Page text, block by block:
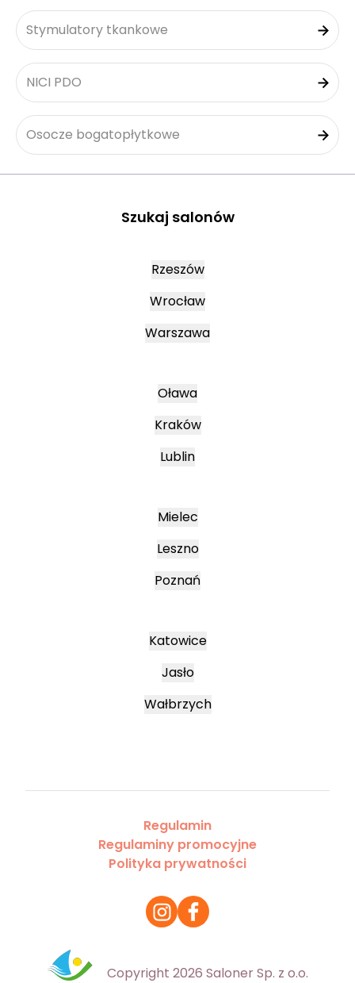
Stymulatory tkankowe
NICI PDO
Osocze bogatopłytkowe
Szukaj salonów
Rzeszów
Wrocław
Warszawa
Oława
Kraków
Lublin
Mielec
Leszno
Poznań
Katowice
Jasło
Wałbrzych
Regulamin
Regulaminy promocyjne
Polityka prywatności
Copyright 2026 Saloner Sp. z o.o.